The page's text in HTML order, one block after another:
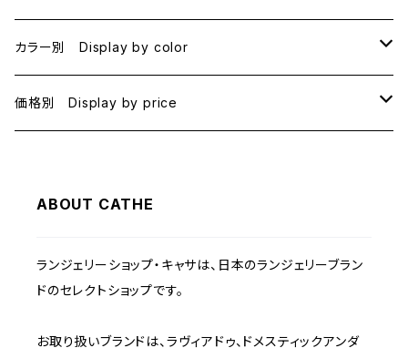
B70
B75
C70
C75
カラー別 Display by color
BLACK
BEIGE
NAVY
価格別 Display by price
1000~
2000~
ABOUT CATHE
ランジェリーショップ・キャサは、日本のランジェリーブラン
ドのセレクトショップです。
お取り扱いブランドは、ラヴィアドゥ、ドメスティックアンダ